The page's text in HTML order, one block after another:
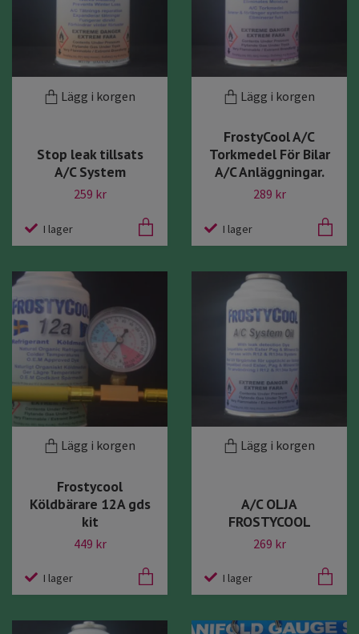
Lägg i korgen
Stop leak tillsats
A/C System
259 kr
I lager
Lägg i korgen
FrostyCool A/C
Torkmedel För Bilar
A/C Anläggningar.
289 kr
I lager
Lägg i korgen
Frostycool
Köldbärare 12A gds
kit
449 kr
I lager
Lägg i korgen
A/C OLJA
FROSTYCOOL
269 kr
I lager